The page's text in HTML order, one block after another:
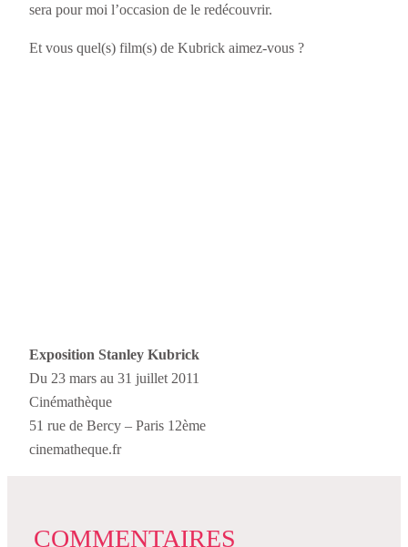
sera pour moi l’occasion de le redécouvrir.
Et vous quel(s) film(s) de Kubrick aimez-vous ?
Exposition Stanley Kubrick
Du 23 mars au 31 juillet 2011
Cinémathèque
51 rue de Bercy – Paris 12ème
cinematheque.fr
COMMENTAIRES